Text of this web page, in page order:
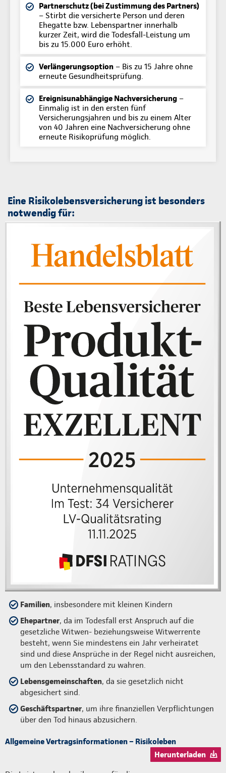
Partnerschutz (bei Zustimmung des Partners)
– Stirbt die versicherte Person und deren
Ehegatte bzw. Lebenspartner innerhalb
kurzer Zeit, wird die Todesfall-Leistung um
bis zu 15.000 Euro erhöht.
Verlängerungsoption – Bis zu 15 Jahre ohne
erneute Gesundheitsprüfung.
Ereignisunabhängige Nachversicherung –
Einmalig ist in den ersten fünf
Versicherungsjahren und bis zu einem Alter
von 40 Jahren eine Nachversicherung ohne
erneute Risikoprüfung möglich.
Eine Risikolebensversicherung ist besonders
notwendig für:
Familien, insbesondere mit kleinen Kindern
Ehepartner, da im Todesfall erst Anspruch auf die
gesetzliche Witwen- beziehungsweise Witwerrente
besteht, wenn Sie mindestens ein Jahr verheiratet
sind und diese Ansprüche in der Regel nicht ausreichen,
um den Lebensstandard zu wahren.
Lebensgemeinschaften, da sie gesetzlich nicht
abgesichert sind.
Geschäftspartner, um ihre finanziellen Verpflichtungen
über den Tod hinaus abzusichern.
Allgemeine Vertragsinformationen – Risikoleben
Herunterladen